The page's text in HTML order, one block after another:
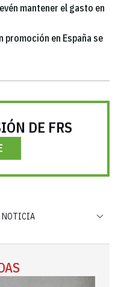
mantener el gasto en
promoción en España se
DE FRS
NOTICIA